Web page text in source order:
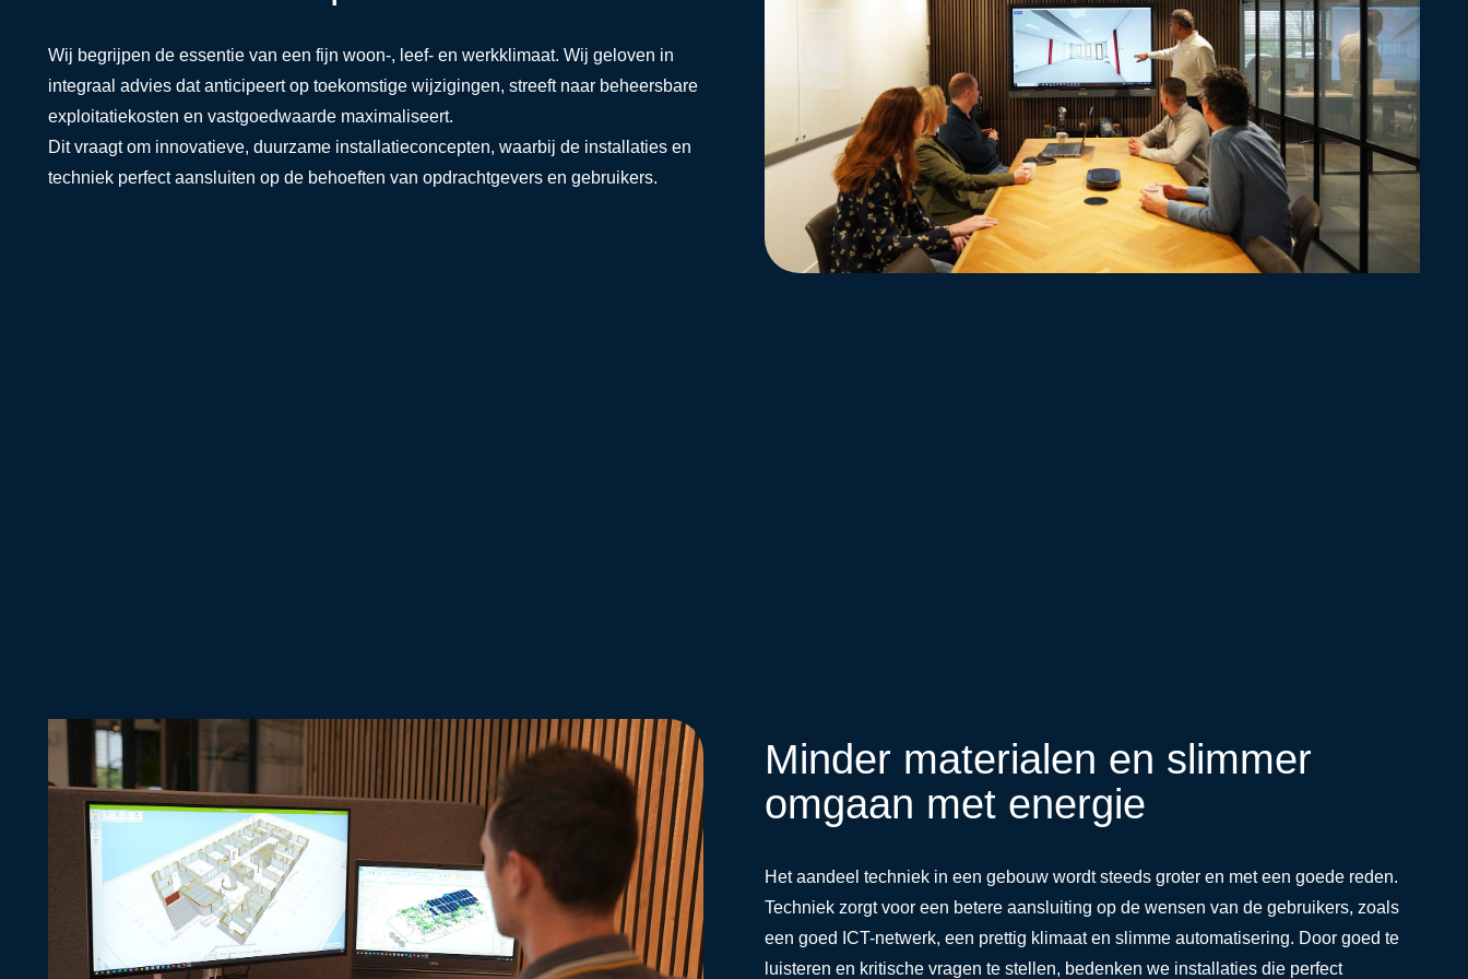
Wij begrijpen de essentie van een fijn woon-, leef- en werkklimaat. Wij geloven in
integraal advies dat anticipeert op toekomstige wijzigingen, streeft naar beheersbare
exploitatiekosten en vastgoedwaarde maximaliseert.
Dit vraagt om innovatieve, duurzame installatieconcepten, waarbij de installaties en
techniek perfect aansluiten op de behoeften van opdrachtgevers en gebruikers.
Minder materialen en slimmer
omgaan met energie
Het aandeel techniek in een gebouw wordt steeds groter en met een goede reden.
Techniek zorgt voor een betere aansluiting op de wensen van de gebruikers, zoals
een goed ICT-netwerk, een prettig klimaat en slimme automatisering. Door goed te
luisteren en kritische vragen te stellen, bedenken we installaties die perfect